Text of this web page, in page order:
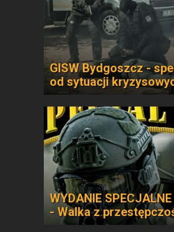
GISW Bydgoszcz -
od sytuacji
WYDANIE
- Walka z